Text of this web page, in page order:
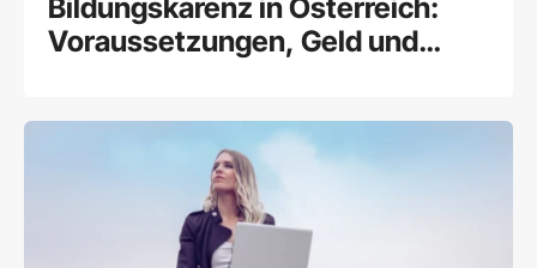
Bildungskarenz in Österreich:
Voraussetzungen, Geld und